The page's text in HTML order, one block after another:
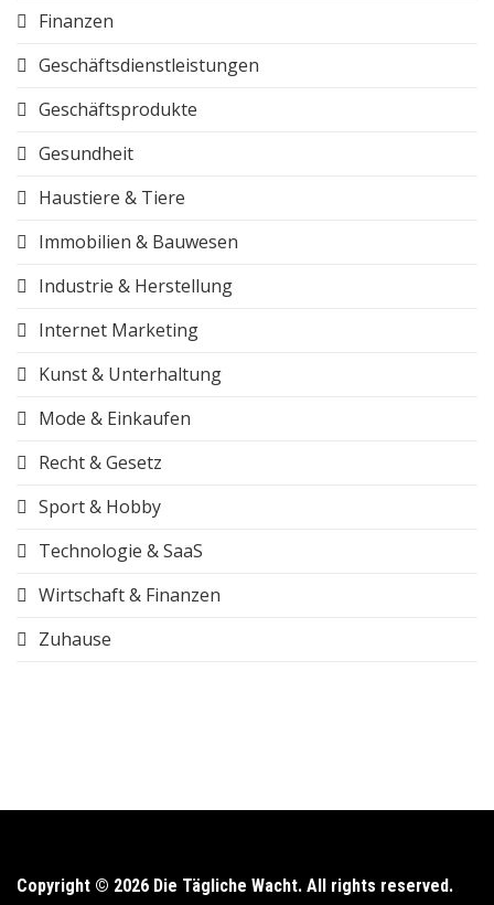
Finanzen
Geschäftsdienstleistungen
Geschäftsprodukte
Gesundheit
Haustiere & Tiere
Immobilien & Bauwesen
Industrie & Herstellung
Internet Marketing
Kunst & Unterhaltung
Mode & Einkaufen
Recht & Gesetz
Sport & Hobby
Technologie & SaaS
Wirtschaft & Finanzen
Zuhause
Copyright © 2026 Die Tägliche Wacht. All rights reserved.